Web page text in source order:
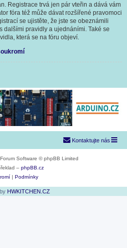
Registrace trvá jen pár vteřin a dává vám
fóra též může dávat rozšířené pravomoci
se ujistěte, že jste se obeznámili
dalšími pravidly a ujednáními. Také se
která se na fóru objeví.
Kontaktujte nás
Software © phpBB Limited
– phpBB.cz
| Podmínky
HWKITCHEN.CZ